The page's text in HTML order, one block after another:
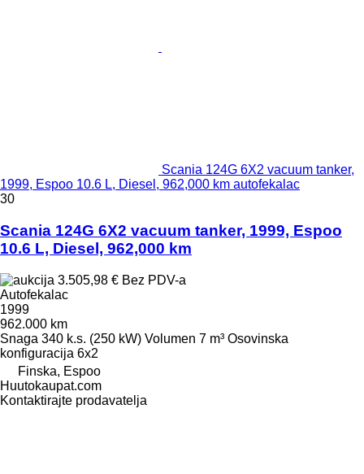
Scania 124G 6X2 vacuum tanker,
1999, Espoo 10.6 L, Diesel, 962,000 km autofekalac
30
Scania 124G 6X2 vacuum tanker, 1999, Espoo
10.6 L, Diesel, 962,000 km
3.505,98 € Bez PDV-a
Autofekalac
1999
962.000 km
Snaga 340 k.s. (250 kW) Volumen 7 m³ Osovinska
konfiguracija 6x2
Finska, Espoo
Huutokaupat.com
Kontaktirajte prodavatelja